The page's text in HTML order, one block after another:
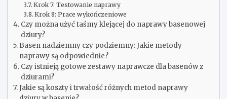
Krok 7: Testowanie naprawy
Krok 8: Prace wykończeniowe
Czy można użyć taśmy klejącej do naprawy basenowej
dziury?
Basen nadziemny czy podziemny: Jakie metody
naprawy są odpowiednie?
Czy istnieją gotowe zestawy naprawcze dla basenów z
dziurami?
Jakie są koszty i trwałość różnych metod naprawy